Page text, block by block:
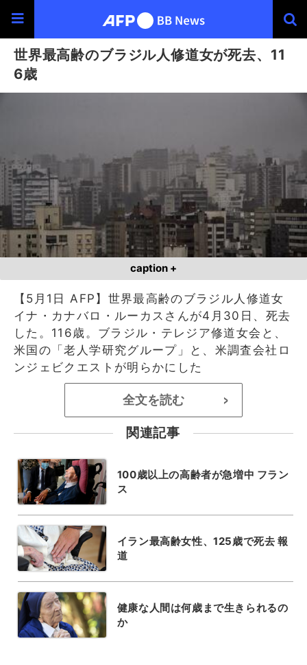
世界最高齢のブラジル人修道女が死去、11
6歳
caption +
【5月1日 AFP】世界最高齢のブラジル人修道女
イナ・カナバロ・ルーカスさんが4月30日、死去
した。116歳。ブラジル・テレジア修道女会と、
米国の「老人学研究グループ」と、米調査会社ロ
ンジェビクエストが明らかにした
全文を読む >
関連記事
100歳以上の高齢者が急増中 フラン
ス
イラン最高齢女性、125歳で死去 報
道
健康な人間は何歳まで生きられるの
か